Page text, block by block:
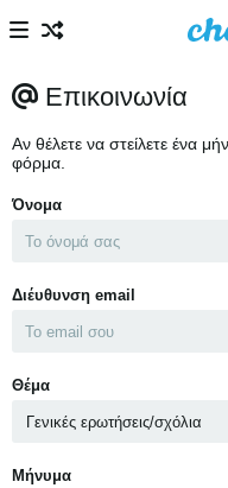
Επικοινωνία
Αν θέλετε να στείλετε ένα
φόρμα.
Όνομα
Διέυθυνση email
Θέμα
Μήνυμα